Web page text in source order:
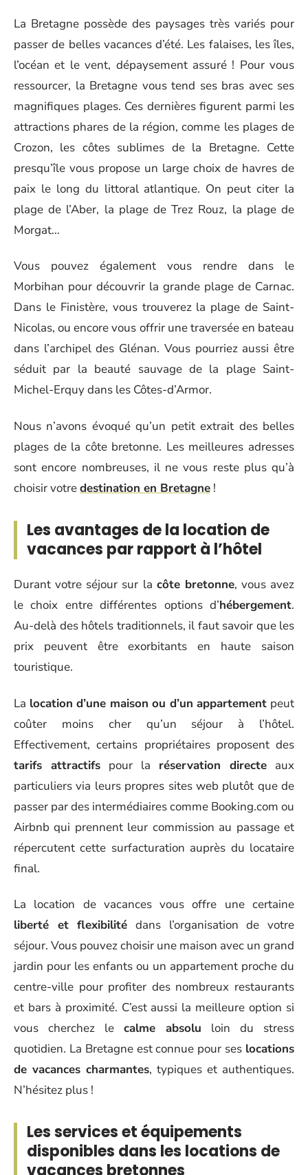
La Bretagne possède des paysages très variés pour
passer de belles vacances d’été. Les falaises, les îles,
l’océan et le vent, dépaysement assuré ! Pour vous
ressourcer, la Bretagne vous tend ses bras avec ses
magnifiques plages. Ces dernières figurent parmi les
attractions phares de la région, comme les plages de
Crozon, les côtes sublimes de la Bretagne. Cette
presqu’île vous propose un large choix de havres de
paix le long du littoral atlantique. On peut citer la
plage de l’Aber, la plage de Trez Rouz, la plage de
Morgat…
Vous pouvez également vous rendre dans le
Morbihan pour découvrir la grande plage de Carnac.
Dans le Finistère, vous trouverez la plage de Saint-
Nicolas, ou encore vous offrir une traversée en bateau
dans l’archipel des Glénan. Vous pourriez aussi être
séduit par la beauté sauvage de la plage Saint-
Michel-Erquy dans les Côtes-d’Armor.
Nous n’avons évoqué qu’un petit extrait des belles
plages de la côte bretonne. Les meilleures adresses
sont encore nombreuses, il ne vous reste plus qu’à
choisir votredestination en Bretagne !
Les avantages de la location de
vacances par rapport à l’hôtel
Durant votre séjour sur la côte bretonne, vous avez
le choix entre différentes options d’hébergement.
Au-delà des hôtels traditionnels, il faut savoir que les
prix peuvent être exorbitants en haute saison
touristique.
La location d’une maison ou d’un appartement peut
coûter moins cher qu’un séjour à l’hôtel.
Effectivement, certains propriétaires proposent des
tarifs attractifs pour la réservation directe aux
particuliers via leurs propres sites web plutôt que de
passer par des intermédiaires comme Booking.com ou
Airbnb qui prennent leur commission au passage et
répercutent cette surfacturation auprès du locataire
final.
La location de vacances vous offre une certaine
liberté et flexibilité dans l’organisation de votre
séjour. Vous pouvez choisir une maison avec un grand
jardin pour les enfants ou un appartement proche du
centre-ville pour profiter des nombreux restaurants
et bars à proximité. C’est aussi la meilleure option si
vous cherchez le calme absolu loin du stress
quotidien. La Bretagne est connue pour ses locations
de vacances charmantes, typiques et authentiques.
N’hésitez plus !
Les services et équipements
disponibles dans les locations de
vacances bretonnes